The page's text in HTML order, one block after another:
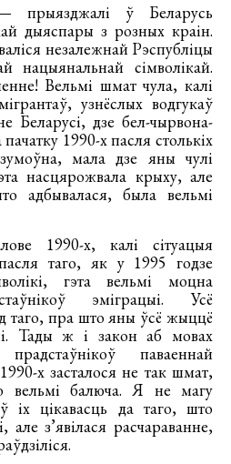
прыязджалі ў Беларусь
дыяспары з розных краін.
незалежнай Рэспубліцы
нацыянальнай сімволікай.
Вельмі шмат чула, калі
узнёслых водгукаў
Беларусі, дзе бел-чырвона-
1990-х пасля столькіх
мала дзе яны чулі
насцярожвала крыху, але
адбывалася, была вельмі
1990-х, калі сітуацыя
таго, як у 1995 годзе
гэта вельмі моцна
эміграцыі. Усё
таго, пра што яны ўсё жыццё
Тады ж і закон аб мовах
паваеннай
х засталося не так шмат,
вельмі балюча. Я не магу
іх цікавасць да таго, што
але з’явілася расчараванне,